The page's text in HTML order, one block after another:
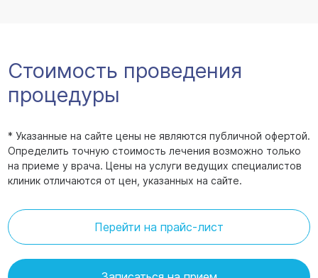
Стоимость проведения
процедуры
* Указанные на сайте цены не являются публичной офертой.
Определить точную стоимость лечения возможно только
на приеме у врача. Цены на услуги ведущих специалистов
клиник отличаются от цен, указанных на сайте.
Перейти на прайс-лист